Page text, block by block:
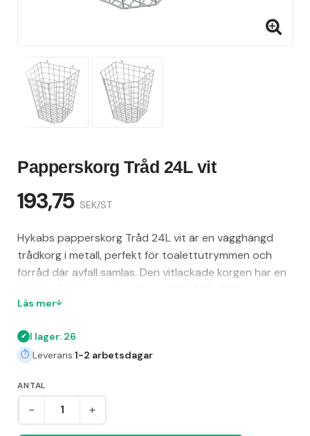
Papperskorg Tråd 24L vit
193,75 SEK/ST
Hykabs papperskorg Tråd 24L vit är en vägghängd
trådkorg i metall, perfekt för toalettutrymmen och
förråd där avfall samlas. Den vitlackade korgen har en
(HxBxL). Den klassiska designen gör den enkel att
Läs mer
I lager: 26
Leverans:1-2 arbetsdagar
ANTAL
- +